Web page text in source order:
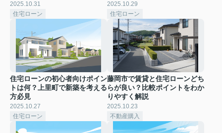
2025.10.31
住宅ローン
2025.10.29
住宅ローン
住宅ローンの初心者向けポイン
トは何？上里町で新築を考える
方必見
2025.10.27
住宅ローン
藤岡市で賃貸と住宅ローンどち
らが良い？比較ポイントをわか
りやすく解説
2025.10.23
不動産購入